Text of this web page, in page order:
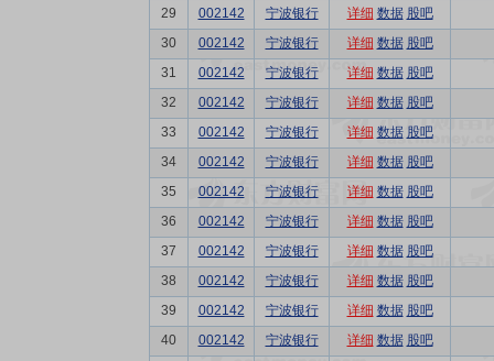
29
002142 宁波银行 详细 数据 股吧
30
002142 宁波银行 详细 数据 股吧
31
002142 宁波银行 详细 数据 股吧
32
002142 宁波银行 详细 数据 股吧
33
002142 宁波银行 详细 数据 股吧
34
002142 宁波银行 详细 数据 股吧
35
002142 宁波银行 详细 数据 股吧
36
002142 宁波银行 详细 数据 股吧
37
002142 宁波银行 详细 数据 股吧
38
002142 宁波银行 详细 数据 股吧
39
002142 宁波银行 详细 数据 股吧
40
002142 宁波银行 详细 数据 股吧